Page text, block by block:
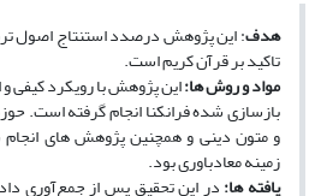
هدف: این پژوهش درصدد استنتاج اصول
تاکید بر قرآن کریم است.
مواد و روش ها:این پژوهش با رویکرد کیفی
بازسازی شده فرانکنا انجام گرفته است.
و متون دینی و همچنین پژوهش های
زمینه معادباوری بود.
یافته ها:در این تحقیق پس از جمع‌آوری